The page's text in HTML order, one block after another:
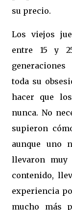
su precio.
Los viejos
entre 15 y
toda su
hacer que
nunca. No
supieron
aunque uno
llevaron
contenido,
experiencia
mucho más